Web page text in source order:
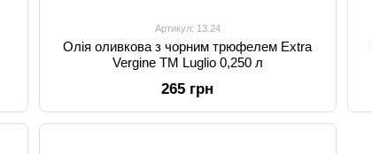
Артикул: 13.24
Олія оливкова з чорним трюфелем Extra
Vergine TM Luglio 0,250 л
265 грн